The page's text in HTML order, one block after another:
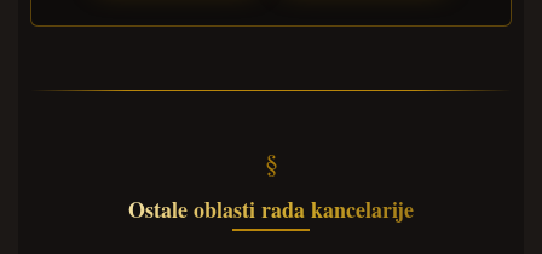
Ostale oblasti rada kancelarije